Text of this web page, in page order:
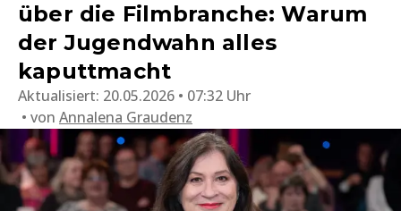
über die Filmbranche: Warum
der Jugendwahn alles
kaputtmacht
Aktualisiert: 20.05.2026 • 07:32 Uhr
von Annalena Graudenz